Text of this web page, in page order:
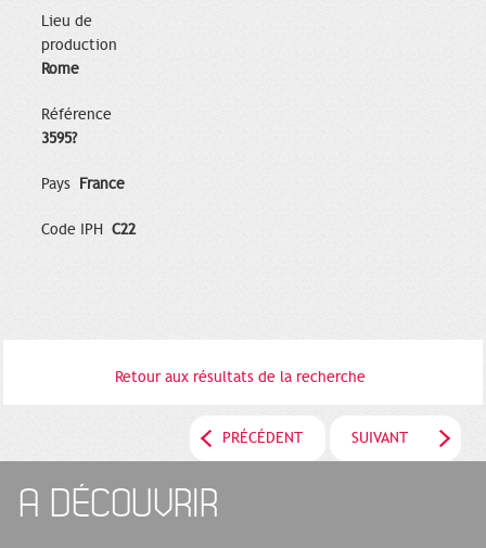
Lieu de
production
Rome
Référence
3595?
Pays France
Code IPH C22
Retour aux résultats de la recherche
PRÉCÉDENT SUIVANT
A DÉCOUVRIR